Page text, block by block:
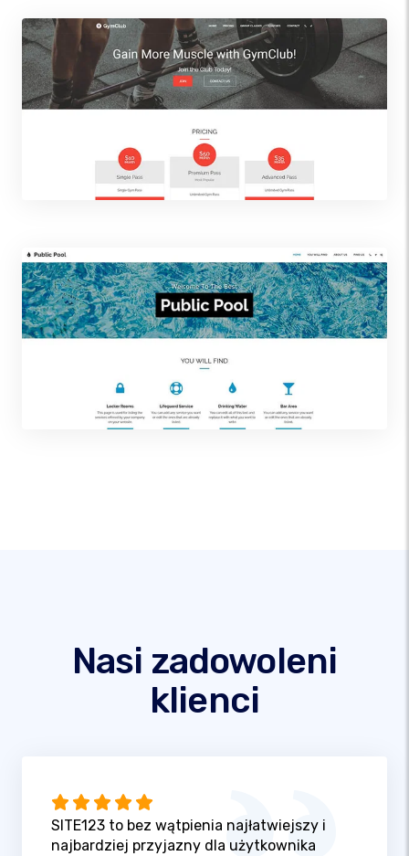
Nasi zadowoleni
klienci
SITE123 to bez wątpienia najłatwiejszy i
najbardziej przyjazny dla użytkownika